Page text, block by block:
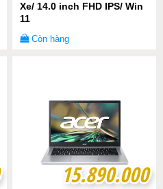
Xe/ 14.0 inch FHD IPS/ Win
11
Còn hàng
15.890.000
15.890.000